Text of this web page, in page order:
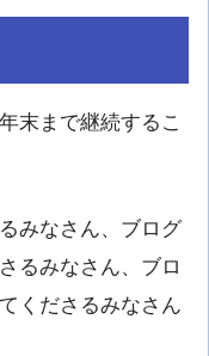
末まで継続するこ
みなさん、ブログ
るみなさん、ブロ
くださるみなさん